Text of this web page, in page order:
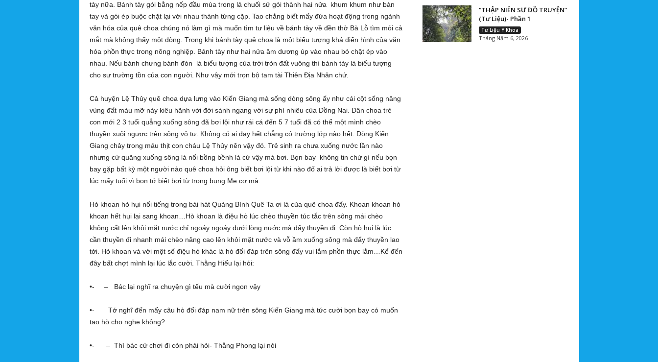
tày nữa. Bánh tày gói bằng nếp đầu mùa trong lá chuối sứ gói thành hai nửa khum khum như bàn
tay và gói ép buộc chặt lại với nhau thành từng cặp. Tao chẳng biết mấy đứa hoạt động trong ngành
văn hóa của quê choa chúng nó làm gì mà muốn tìm tư liệu về bánh tày về đền thờ Bà Lỗ tìm mỏi cả
mắt mà không thấy một dòng. Trong khi bánh tày quê choa là một biểu tượng khá điển hình của văn
hóa phồn thực trong nông nghiệp. Bánh tày như hai nửa âm dương úp vào nhau bó chặt ép vào
nhau. Nếu bánh chưng bánh đòn là biểu tượng của trời tròn đất vuông thì bánh tày là biểu tượng
cho sự trường tồn của con người. Như vậy mới trọn bộ tam tài Thiên Địa Nhân chứ.
Cả huyện Lệ Thủy quê choa dựa lưng vào Kiến Giang mà sống dòng sông ấy như cái cột sống nâng
vùng đất màu mỡ này kiêu hãnh với đời sánh ngang với sự phì nhiêu của Đồng Nai. Dân choa trẻ
con mới 2 3 tuổi quẳng xuống sông đã bơi lội như rái cá đến 5 7 tuổi đã có thể một mình chèo
thuyền xuôi ngược trên sông vô tư. Không có ai dạy hết chẳng có trường lớp nào hết. Dòng Kiến
Giang chảy trong máu thịt con cháu Lệ Thủy nên vậy đó. Trẻ sinh ra chưa xuống nước lần nào
nhưng cứ quăng xuống sông là nổi bồng bềnh là cứ vậy mà bơi. Bọn bay không tin chứ gì nếu bọn
bay gặp bất kỳ một người nào quê choa hỏi ông biết bơi lội từ khi nào đố ai trả lời được là biết bơi từ
lúc mấy tuổi vì bọn tớ biết bơi từ trong bụng Mẹ cơ mà.
Hò khoan hò hụi nổi tiếng trong bài hát Quảng Bình Quê Ta ơi là của quê choa đấy. Khoan khoan hò
khoan hết hụi lại sang khoan…Hò khoan là điệu hò lúc chèo thuyền túc tắc trên sông mái chèo
không cất lên khỏi mặt nước chỉ ngoáy ngoáy dưới lòng nước mà đẩy thuyền đi. Còn hò hụi là lúc
cần thuyền đi nhanh mái chèo nâng cao lên khỏi mặt nước và vỗ ầm xuống sông mà đẩy thuyền lao
tới. Hò khoan và với một số điệu hò khác là hò đối đáp trên sông đấy vui lắm phồn thực lắm…Kể đến
đây bất chợt mình lại lúc lắc cười. Thằng Hiếu lại hỏi:
•- – Bác lại nghĩ ra chuyện gì tếu mà cười ngon vậy
•- Tớ nghĩ đến mấy câu hò đối đáp nam nữ trên sông Kiến Giang mà tức cười bọn bay có muốn
tao hò cho nghe không?
•- – Thì bác cứ chơi đi còn phải hỏi- Thằng Phong lại nói
“THẬP NIÊN SƯ ĐỒ TRUYỆN”
(Tư Liệu)- Phần 1
Tư Liệu Y Khoa
Tháng Năm 6, 2026